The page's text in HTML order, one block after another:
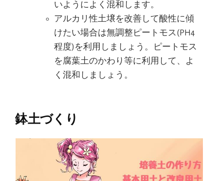
いようによく混和します。
アルカリ性土壌を改善して酸性に傾
けたい場合は無調整ピートモス(PH4
程度)を利用しましょう。ピートモス
を腐葉土のかわり等に利用して、よ
く混和しましょう。
鉢土づくり